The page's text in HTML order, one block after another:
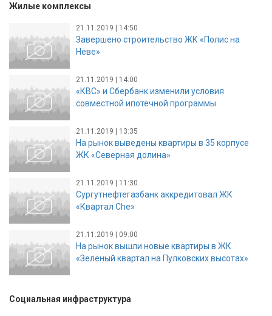
Жилые комплексы
21.11.2019 | 14:50
Завершено строительство ЖК «Полис на
Неве»
21.11.2019 | 14:00
«КВС» и Сбербанк изменили условия
совместной ипотечной программы
21.11.2019 | 13:35
На рынок выведены квартиры в 35 корпусе
ЖК «Северная долина»
21.11.2019 | 11:30
Сургутнефтегазбанк аккредитовал ЖК
«Квартал Che»
21.11.2019 | 09:00
На рынок вышли новые квартиры в ЖК
«Зеленый квартал на Пулковских высотах»
Социальная инфраструктура